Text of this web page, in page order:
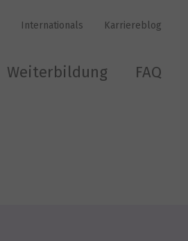
Internationals Karriereblog
Weiterbildung FAQ